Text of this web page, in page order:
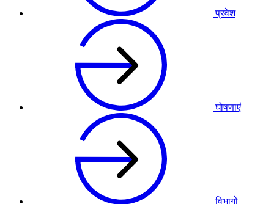
प्रवेश
घोषणाएं
विभागों